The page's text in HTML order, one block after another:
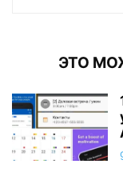
ЭТО